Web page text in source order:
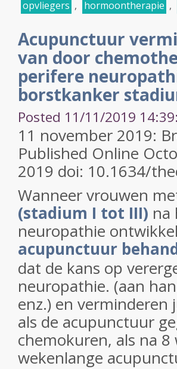
opvliegers , hormoontherapie ,
Acupunctuur
van door
perifere
borstkanker
Posted 11/11/2019
11 november 2019:
Published Online
2019 doi: 10.1634/
Wanneer vrouwen
(stadium I tot III) na
neuropathie
acupunctuur
dat de kans op
neuropathie. (aan
enz.) en verminderen
als de acupunctuur
chemokuren, als na
wekenlange